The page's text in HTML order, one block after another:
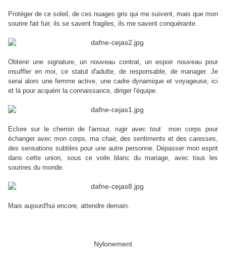
Protéger de ce soleil, de ces nuages gris qui me suivent, mais que mon
sourire fait fuir, ils se savent fragiles, ils me savent conquérante.
Obtenir une signature, un nouveau contrat, un espoir nouveau pour
insuffler en moi, ce statut d'adulte, de responsable, de manager. Je
serai alors une femme active, une cadre dynamique et voyageuse, ici
et là pour acquérir la connaissance, diriger l'équipe.
Eclore sur le chemin de l'amour, rugir avec tout mon corps pour
échanger avec mon corps, ma chair, des sentiments et des caresses,
des sensations subtiles pour une autre personne. Dépasser mon esprit
dans cette union, sous ce voile blanc du mariage, avec tous les
sourires du monde.
Mais aujourd'hui encore, attendre demain.
Nylonement